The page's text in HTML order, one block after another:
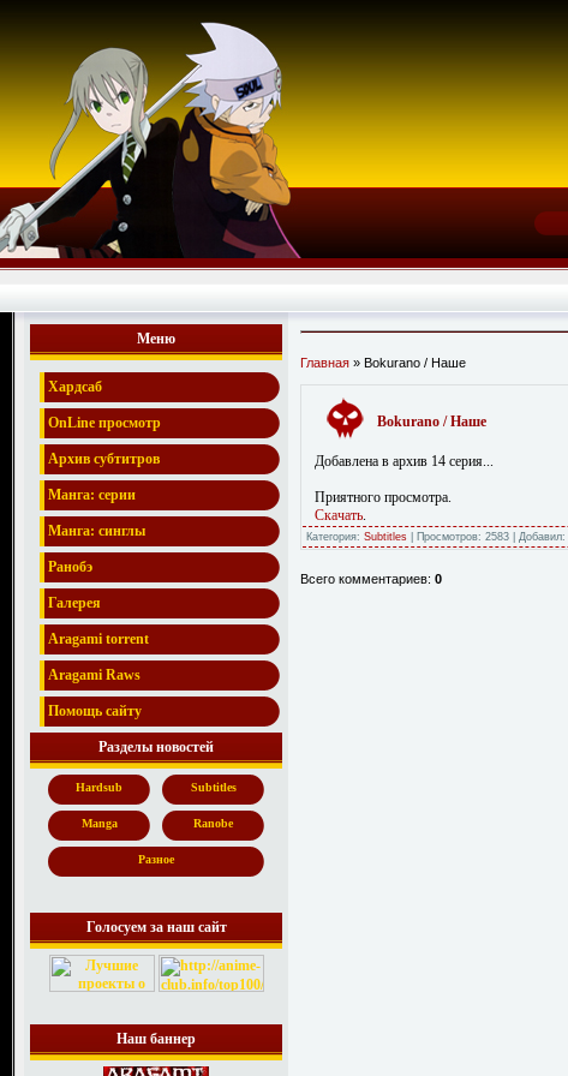
Меню
Хардсаб
OnLine просмотр
Архив субтитров
Манга: серии
Манга: синглы
Ранобэ
Галерея
Aragami torrent
Aragami Raws
Помощь сайту
Разделы новостей
Hardsub Subtitles
Manga Ranobe
Разное
Голосуем за наш сайт
Наш баннер
Главная » Bokurano / Наше
Bokurano / Наше
Добавлена в архив 14 серия...
Приятного просмотра.
Скачать
Категория: Subtitles | Просмотров: 2583 | Добавил:
Всего комментариев: 0